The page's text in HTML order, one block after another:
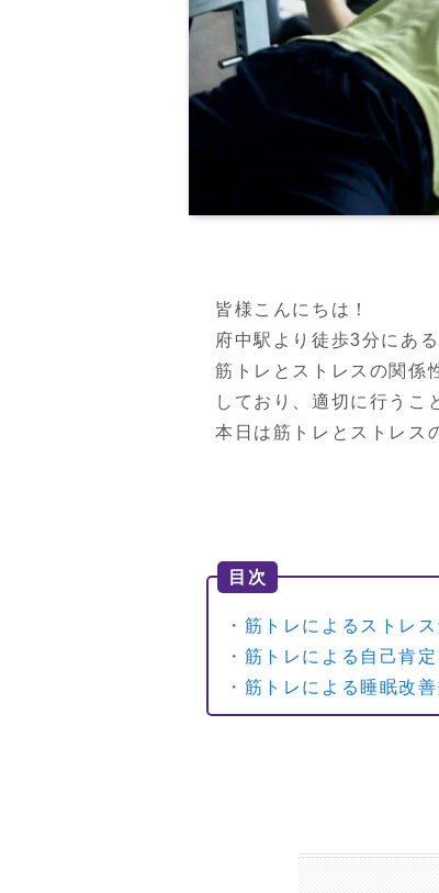
皆様こんにちは！
府中駅より徒歩3分にあ
筋トレとストレスの関係
しており、適切に行うこ
目次
・筋トレによるストレ
・筋トレによる自己肯
・筋トレによる睡眠改